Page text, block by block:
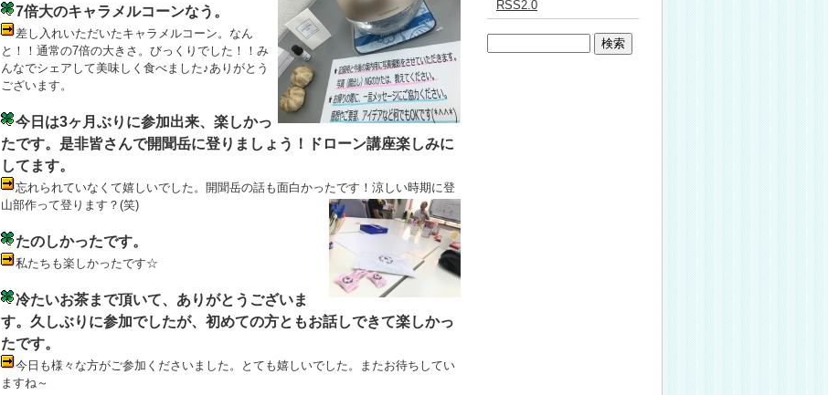
7倍大のキャラメルコーンなう。
差し入れいただいたキャラメルコーン。なん
と！！通常の7倍の大きさ。びっくりでした！！み
んなでシェアして美味しく食べました♪ありがとう
ございます。
今日は3ヶ月ぶりに参加出来、楽しかっ
たです。是非皆さんで開聞岳に登りましょう！ドローン講座楽しみに
してます。
忘れられていなくて嬉しいでした。開聞岳の話も面白かったです！涼しい時期に登
山部作って登ります？(笑)
たのしかったです。
私たちも楽しかったです☆
冷たいお茶まで頂いて、ありがとうございま
す。久しぶりに参加でしたが、初めての方ともお話しできて楽しかっ
たです。
今日も様々な方がご参加くださいました。とても嬉しいでした。またお待ちしてい
ますね～
RSS2.0